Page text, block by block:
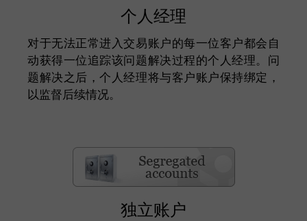
个人经理
对于无法正常进入交易账户的每一位客户都会自
动获得一位追踪该问题解决过程的个人经理。问
题解决之后，个人经理将与客户账户保持绑定，
以监督后续情况。
独立账户